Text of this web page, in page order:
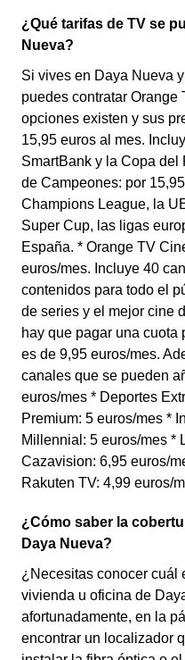
¿Qué tarifas de TV se
Nueva?
Si vives en Daya Nueva
puedes contratar Orange
opciones existen y sus
15,95 euros al mes.
SmartBank y la Copa del
de Campeones: por
Champions League, la
Super Cup, las ligas
España. * Orange TV
euros/mes. Incluye 40
contenidos para todo el
de series y el mejor cine
hay que pagar una cuota
es de 9,95 euros/mes.
canales que se pueden
euros/mes * Deportes
Premium: 5 euros/mes *
Millennial: 5 euros/mes *
Cazavision: 6,95 euros/
Rakuten TV: 4,99 euros/
¿Cómo saber la
Daya Nueva?
¿Necesitas conocer cuál
vivienda u oficina de
afortunadamente, en la
encontrar un localizador